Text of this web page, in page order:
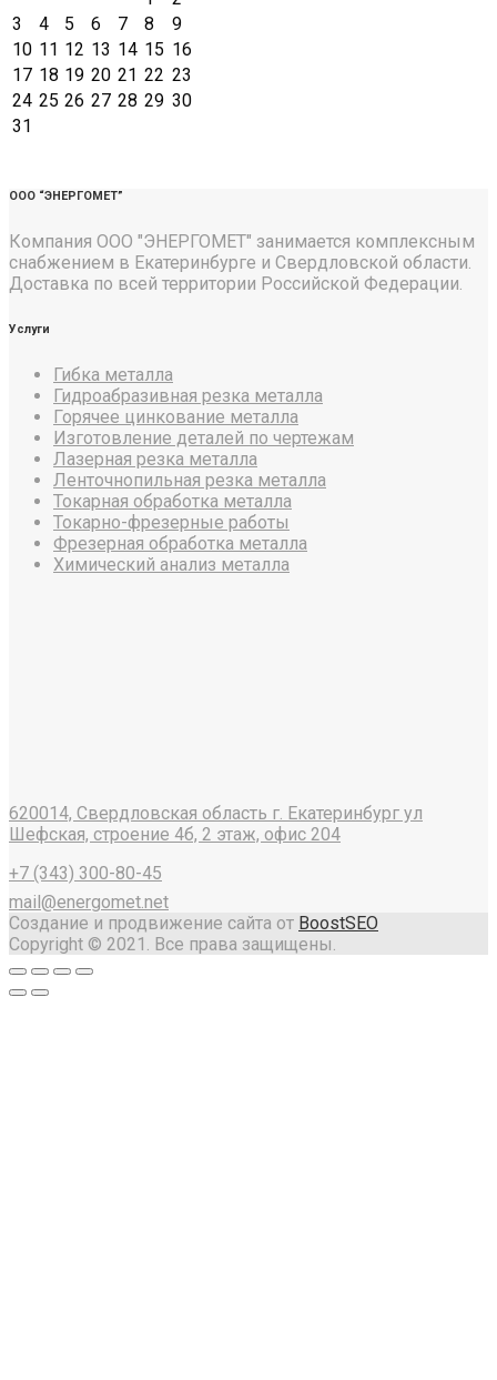
3
4 5 6 7 8
9
10 11 12 13 14 15 16
17 18 19 20 21 22 23
24 25 26 27 28 29 30
31
ООО “ЭНЕРГОМЕТ”
Компания ООО "ЭНЕРГОМЕТ" занимается комплексным
снабжением в Екатеринбурге и Свердловской области.
Доставка по всей территории Российской Федерации.
Услуги
Гибка металла
Гидроабразивная резка металла
Горячее цинкование металла
Изготовление деталей по чертежам
Лазерная резка металла
Ленточнопильная резка металла
Токарная обработка металла
Токарно-фрезерные работы
Фрезерная обработка металла
Химический анализ металла
620014, Свердловская область г. Екатеринбург ул
Шефская, строение 4б, 2 этаж, офис 204
+7 (343) 300-80-45
mail@energomet.net
Создание и продвижение сайта от BoostSEO
Copyright © 2021. Все права защищены.